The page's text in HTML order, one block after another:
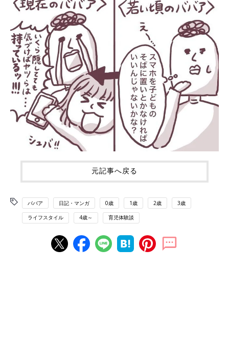
元記事へ戻る
ババア 日記・マンガ 0歳 1歳 2歳 3歳
ライフスタイル 4歳～ 育児体験談